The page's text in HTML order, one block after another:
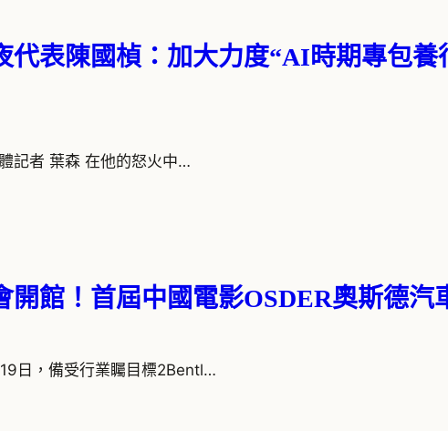
代表陳國楨：加大力度“AI時期專包
記者 葉森 在他的怒火中…
開館！首屆中國電影OSDER奧斯德
日，備受行業矚目標2Bentl…